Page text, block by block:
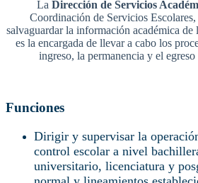
La Dirección de Servicios
Coordinación de Servicios Escolares,
salvaguardar la información académica de
es la encargada de llevar a cabo los
ingreso, la permanencia y el egreso
Funciones
Dirigir y supervisar la
control escolar a nivel
universitario, licenciatura y